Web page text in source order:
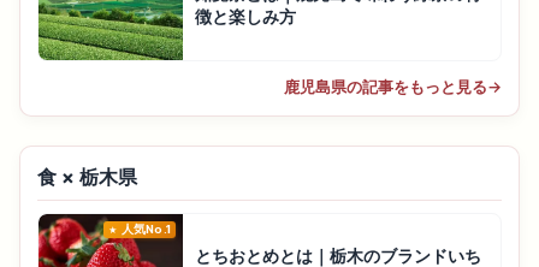
徴と楽しみ方
鹿児島県の記事をもっと見る→
食 × 栃木県
人気No.1
とちおとめとは｜栃木のブランドいち